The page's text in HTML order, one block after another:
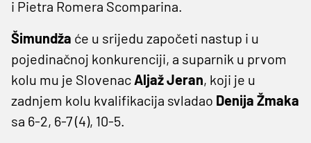
i Pietra Romera Scomparina.
Šimundža će u srijedu započeti nastup i u
pojedinačnoj konkurenciji, a suparnik u prvom
kolu mu je Slovenac Aljaž Jeran, koji je u
zadnjem kolu kvalifikacija svladao Denija Žmaka
sa 6-2, 6-7 (4), 10-5.